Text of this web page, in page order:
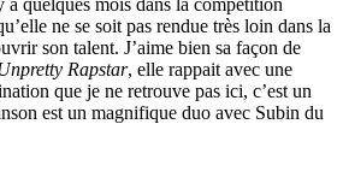
a quelques mois dans la compétition
ne se soit pas rendue très loin dans la
son talent. J’aime bien sa façon de
Rapstar, elle rappait avec une
que je ne retrouve pas ici, c’est un
est un magnifique duo avec Subin du